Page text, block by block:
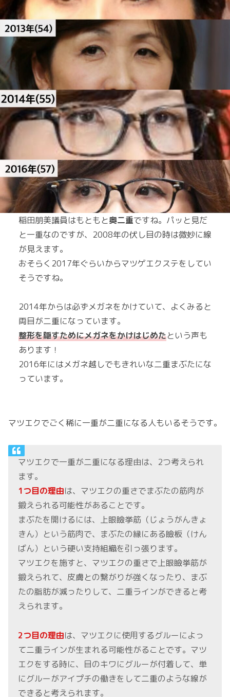
稲田朋美議員はもともと奥二重ですね。パッと見だ
と一重なのですが、2008年の伏し目の時は微妙に線
が見えます。
おそらく2017年ぐらいからマツゲエクステをしてい
そうですね。
2014年からは必ずメガネをかけていて、よくみると
両目が二重になっています。
整形を隠すためにメガネをかけはじめたという声も
あります！
2016年にはメガネ越しでもきれいな二重まぶたにな
っています。
マツエクでごく稀に一重が二重になる人もいるそうです。
マツエクで一重が二重になる理由は、2つ考えられ
ます。
1つ目の理由は、マツエクの重さでまぶたの筋肉が
鍛えられる可能性があることです。
まぶたを開けるには、上眼瞼挙筋（じょうがんきょ
きん）という筋肉で、まぶたの縁にある瞼板（けん
ばん）という硬い支持組織を引っ張ります。
マツエクを施すと、マツエクの重さで上眼瞼挙筋が
鍛えられて、皮膚との繋がりが強くなったり、まぶ
たの脂肪が減ったりして、二重ラインができると考
えられます。
2つ目の理由は、マツエクに使用するグルーによっ
て二重ラインが生まれる可能性がることです。マツ
エクをする時に、目のキワにグルーが付着して、単
にグルーがアイプチの働きをして二重のような線が
できると考えられます。